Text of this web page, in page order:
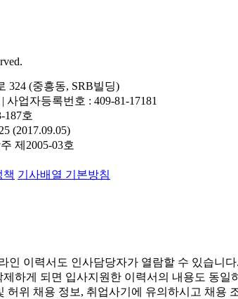
324 (중흥동, SRB빌딩)
업자등록번호 : 409-81-17181
187호
(2017.09.05)
제2005-03호
책 기사배열 기본방침
인 이력서도 인사담당자가 열람할 수 있습니다.
하게 되면 입사지원한 이력서의 내용도 동일
허위 채용 정보, 취업사기에 유의하시고 채용